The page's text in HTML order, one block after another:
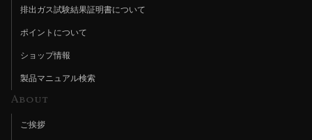
排出ガス試験結果証明書について
ポイントについて
ショップ情報
製品マニュアル検索
About
ご挨拶